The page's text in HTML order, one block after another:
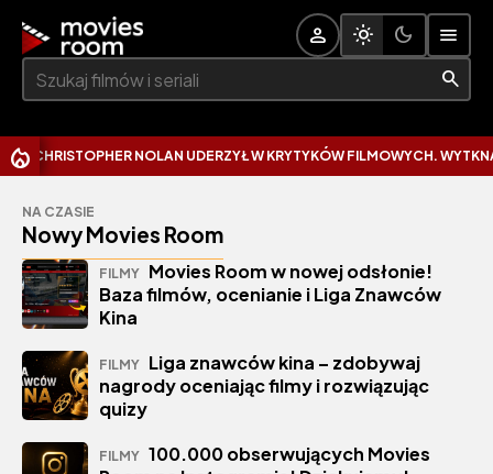
Szukaj:
NOLAN UDERZYŁ W KRYTYKÓW FILMOWYCH. WYTKNĄŁ IM
NA CZASIE
Nowy Movies Room
FILMY Movies Room w nowej odsłonie!
Baza filmów, ocenianie i Liga Znawców
Kina
FILMY Liga znawców kina – zdobywaj
nagrody oceniając filmy i rozwiązując
quizy
FILMY 100.000 obserwujących Movies